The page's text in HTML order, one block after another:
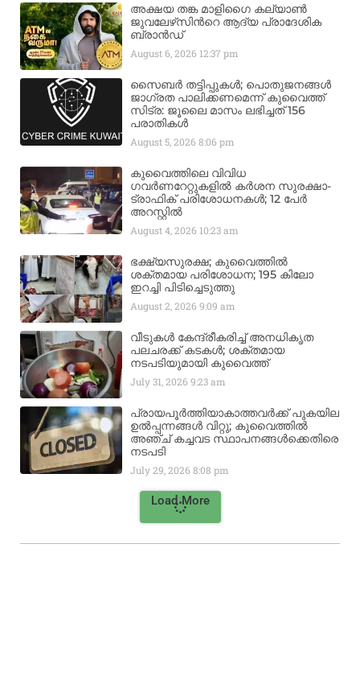
അക്ഷയ തങ്ക മാളിഗൈ കല്യാണ്‍
ജുവലേഴ്‌സിന്‍റെ ആദ്യ പ്രാദേശിക
ബ്രാന്‍ഡ്
August 6, 2026 12:37 pm
സൈബർ തട്ടിപ്പുകൾ; പൊതുജനങ്ങൾ
ജാഗ്രത പാലിക്കണമെന്ന് കുവൈത്ത്
സിട്ര: ജൂലൈ മാസം ലഭിച്ചത് 156
പരാതികൾ
August 5, 20268:06 pm
കുവൈത്തിലെ വിവിധ
ഗവർണറേറ്റുകളിൽ കർശന സുരക്ഷാ-
ട്രാഫിക് പരിശോധനകൾ; 12 പേർ
അറസ്റ്റിൽ
August 4, 2026 10:23 am
ഭക്ഷ്യസുരക്ഷ; കുവൈത്തിൽ
ശക്തമായ പരിശോധന; 195 കിലോ
ഇറച്ചി പിടിച്ചെടുത്തു
August 2, 20269:09 am
വീടുകൾ കേന്ദ്രീകരിച്ച് അനധികൃത
പലചരക്ക് കടകൾ; ശക്തമായ
നടപടിയുമായി കുവൈത്ത്
July 31, 20269:23 am
പ്രായപൂർത്തിയാകാത്തവർക്ക് പുകയില
ഉൽപ്പന്നങ്ങൾ വിറ്റു; കുവൈത്തിൽ
അഞ്ച് കച്ചവട സ്ഥാപനങ്ങൾക്കെതിരെ
നടപടി
July 29, 20268:08 pm
Load More